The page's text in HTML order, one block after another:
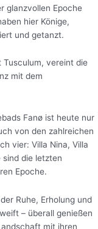
glanzvollen Epoche
hier Könige,
und getanzt.
Tusculum, vereint die
mit dem
Fanø ist heute nur
von den zahlreichen
vier: Villa Nina, Villa
sind die letzten
Epoche.
Ruhe, Erholung und
– überall genießen
mit ihren